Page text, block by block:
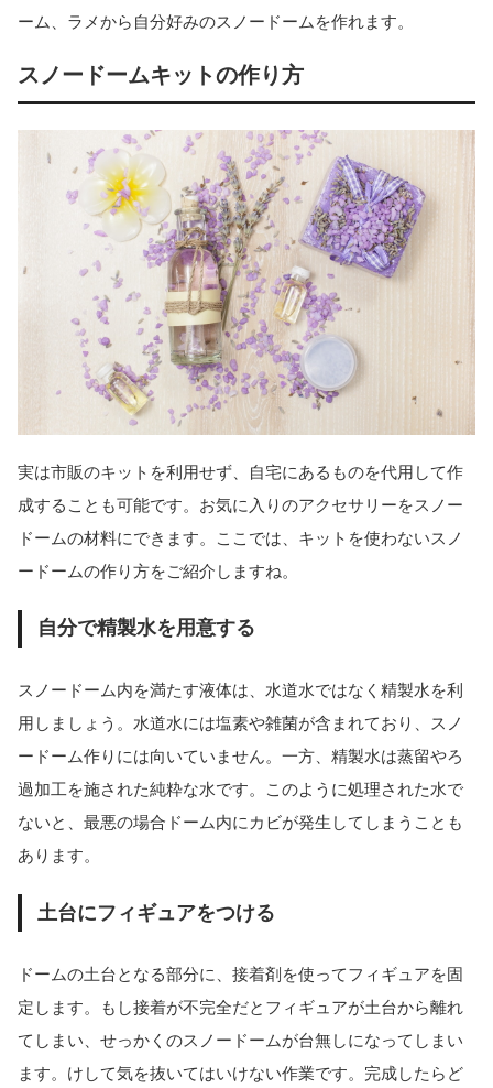
ーム、ラメから自分好みのスノードームを作れます。
スノードームキットの作り方
実は市販のキットを利用せず、自宅にあるものを代用して作
成することも可能です。お気に入りのアクセサリーをスノー
ドームの材料にできます。ここでは、キットを使わないスノ
ードームの作り方をご紹介しますね。
自分で精製水を用意する
スノードーム内を満たす液体は、水道水ではなく精製水を利
用しましょう。水道水には塩素や雑菌が含まれており、スノ
ードーム作りには向いていません。一方、精製水は蒸留やろ
過加工を施された純粋な水です。このように処理された水で
ないと、最悪の場合ドーム内にカビが発生してしまうことも
あります。
土台にフィギュアをつける
ドームの土台となる部分に、接着剤を使ってフィギュアを固
定します。もし接着が不完全だとフィギュアが土台から離れ
てしまい、せっかくのスノードームが台無しになってしまい
ます。けして気を抜いてはいけない作業です。完成したらど